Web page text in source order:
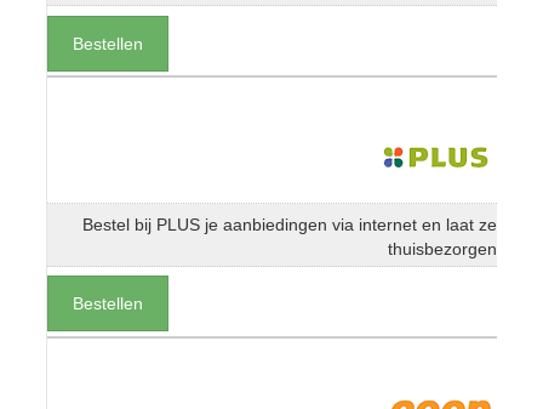
Bestellen
Bestel bij PLUS je aanbiedingen via internet en laat ze
thuisbezorgen
Bestellen